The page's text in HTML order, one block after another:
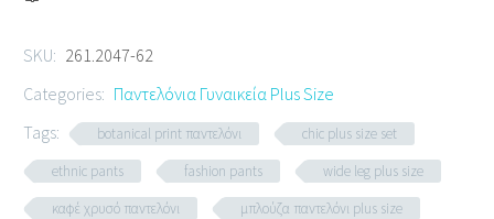
SKU: 261.2047-62
Categories: Παντελόνια Γυναικεία Plus Size
Tags:
botanical print παντελόνι
chic plus size set
ethnic pants
fashion pants
wide leg plus size
καφέ χρυσό παντελόνι
μπλούζα παντελόνι plus size